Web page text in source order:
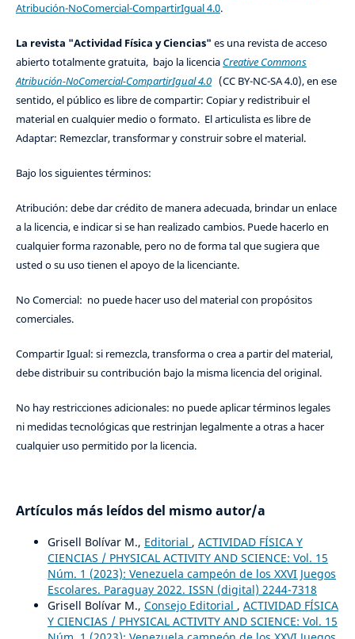
Atribución-NoComercial-CompartirIgual 4.0.
La revista "Actividad Física y Ciencias" es una revista de acceso
abierto totalmente gratuita, bajo la licencia Creative Commons
Atribución-NoComercial-CompartirIgual 4.0(CC BY-NC-SA 4.0), en ese
sentido, el público es libre de compartir: Copiar y redistribuir el
material en cualquier medio o formato. El articulista es libre de
Adaptar: Remezclar, transformar y construir sobre el material.
Bajo los siguientes términos:
Atribución: debe dar crédito de manera adecuada, brindar un enlace
a la licencia, e indicar si se han realizado cambios. Puede hacerlo en
cualquier forma razonable, pero no de forma tal que sugiera que
usted o su uso tienen el apoyo de la licenciante.
No Comercial: no puede hacer uso del material con propósitos
comerciales.
Compartir Igual: si remezcla, transforma o crea a partir del material,
debe distribuir su contribución bajo la misma licencia del original.
No hay restricciones adicionales: no puede aplicar términos legales
ni medidas tecnológicas que restrinjan legalmente a otras a hacer
cualquier uso permitido por la licencia.
Artículos más leídos del mismo autor/a
Grisell Bolívar M., Editorial , ACTIVIDAD FÍSICA Y
CIENCIAS / PHYSICAL ACTIVITY AND SCIENCE: Vol. 15
Núm. 1 (2023): Venezuela campeón de los XXVI Juegos
Escolares. Paraguay 2022. ISSN (digital) 2244-7318
Grisell Bolívar M., Consejo Editorial , ACTIVIDAD FÍSICA
Y CIENCIAS / PHYSICAL ACTIVITY AND SCIENCE: Vol. 15